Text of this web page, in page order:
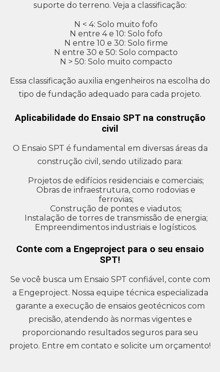
suporte do terreno. Veja a classificação:
N < 4: Solo muito fofo
N entre 4 e 10: Solo fofo
N entre 10 e 30: Solo firme
N entre 30 e 50: Solo compacto
N > 50: Solo muito compacto
Essa classificação auxilia engenheiros na escolha do
tipo de fundação adequado para cada projeto.
Aplicabilidade do Ensaio SPT na construção
civil
O Ensaio SPT é fundamental em diversas áreas da
construção civil, sendo utilizado para:
Projetos de edifícios residenciais e comerciais;
Obras de infraestrutura, como rodovias e
ferrovias;
Construção de pontes e viadutos;
Instalação de torres de transmissão de energia;
Empreendimentos industriais e logísticos.
Conte com a Engeproject para o seu ensaio
SPT!
Se você busca um Ensaio SPT confiável, conte com
a Engeproject. Nossa equipe técnica especializada
garante a execução de ensaios geotécnicos com
precisão, atendendo às normas vigentes e
proporcionando resultados seguros para seu
projeto. Entre em contato e solicite um orçamento!